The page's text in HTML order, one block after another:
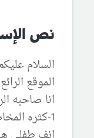
نص
السلام
الموقع
انا صاحبه
1-كثره